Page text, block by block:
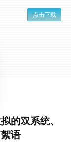
点击下载
的双系统、
语